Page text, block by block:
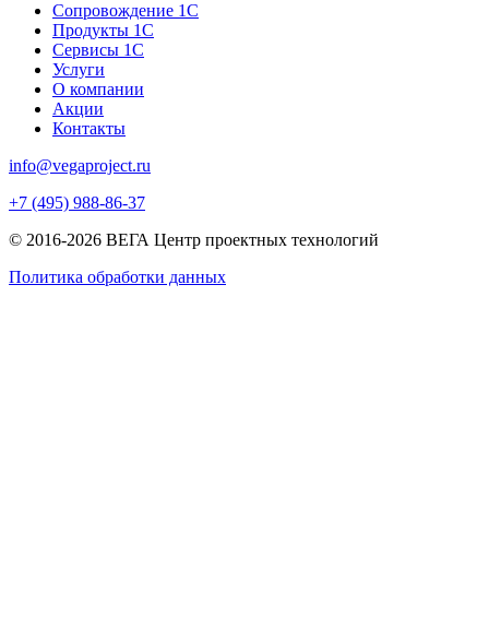
Сопровождение 1С
Продукты 1С
Сервисы 1С
Услуги
О компании
Акции
Контакты
info@vegaproject.ru
+7 (495) 988-86-37
© 2016-2026 ВЕГА Центр проектных технологий
Политика обработки данных